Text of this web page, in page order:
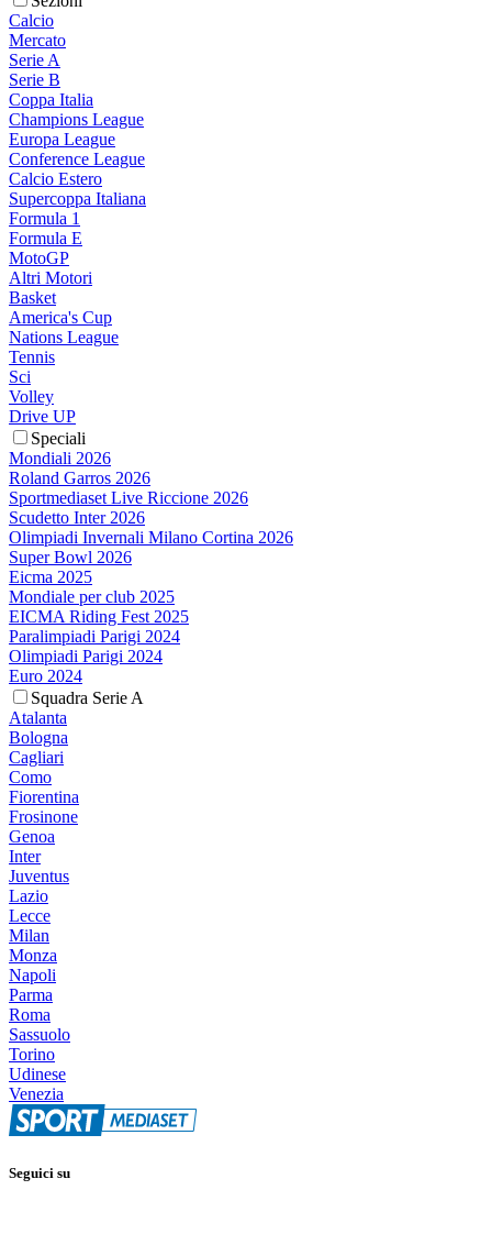
Calcio
Mercato
Serie A
Serie B
Coppa Italia
Champions League
Europa League
Conference League
Calcio Estero
Supercoppa Italiana
Formula 1
Formula E
MotoGP
Altri Motori
Basket
America's Cup
Nations League
Tennis
Sci
Volley
Drive UP
Speciali
Mondiali 2026
Roland Garros 2026
Sportmediaset Live Riccione 2026
Scudetto Inter 2026
Olimpiadi Invernali Milano Cortina 2026
Super Bowl 2026
Eicma 2025
Mondiale per club 2025
EICMA Riding Fest 2025
Paralimpiadi Parigi 2024
Olimpiadi Parigi 2024
Euro 2024
Squadra Serie A
Atalanta
Bologna
Cagliari
Como
Fiorentina
Frosinone
Genoa
Inter
Juventus
Lazio
Lecce
Milan
Monza
Napoli
Parma
Roma
Sassuolo
Torino
Udinese
Venezia
Seguici su